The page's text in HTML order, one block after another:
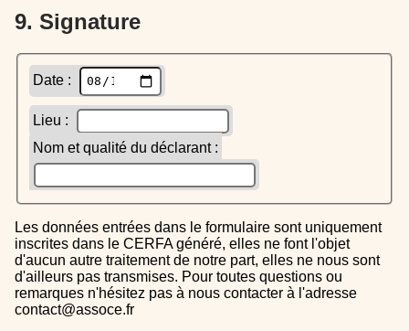
9. Signature
Date :
Lieu :
Nom et qualité du déclarant :
Les données entrées dans le formulaire sont uniquement
inscrites dans le CERFA généré, elles ne font l'objet
d'aucun autre traitement de notre part, elles ne nous sont
d'ailleurs pas transmises. Pour toutes questions ou
remarques n'hésitez pas à nous contacter à l'adresse
contact@assoce.fr